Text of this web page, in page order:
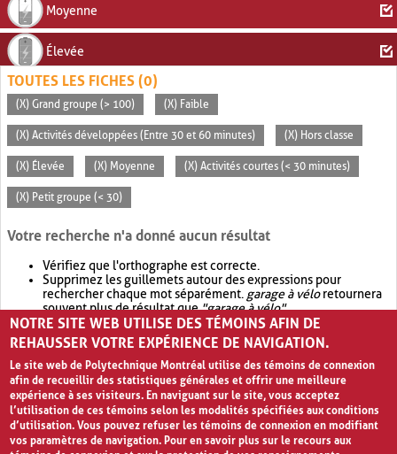
Moyenne
Élevée
TOUTES LES FICHES (0)
(X) Grand groupe (> 100) (X) Faible
(X) Activités développées (Entre 30 et 60 minutes) (X) Hors classe
(X) Élevée (X) Moyenne (X) Activités courtes (< 30 minutes)
(X) Petit groupe (< 30)
Votre recherche n'a donné aucun résultat
Vérifiez que l'orthographe est correcte.
Supprimez les guillemets autour des expressions pour
rechercher chaque mot séparément. garage à véloretournera
souvent plus de résultat que"garage à vélo".
Envisagez d'élargir votre recherche avec OR.garage OR vélo
retournera souvent plus de résultat quegarage à vélo
NOTRE SITE WEB UTILISE DES TÉMOINS AFIN DE
REHAUSSER VOTRE EXPÉRIENCE DE NAVIGATION.
Le site web de Polytechnique Montréal utilise des témoins de connexion
afin de recueillir des statistiques générales et offrir une meilleure
expérience à ses visiteurs. En naviguant sur le site, vous acceptez
l’utilisation de ces témoins selon les modalités spécifiées aux conditions
d’utilisation. Vous pouvez refuser les témoins de connexion en modifiant
vos paramètres de navigation. Pour en savoir plus sur le recours aux